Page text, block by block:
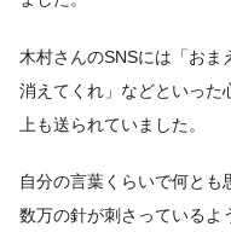
木村さんのSNSには「おま
消えてくれ」などといった
上も送られていました。
自分の言葉くらいで何と
数万の針が刺さっているよ